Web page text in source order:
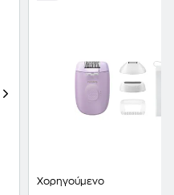
Χορηγούμενο